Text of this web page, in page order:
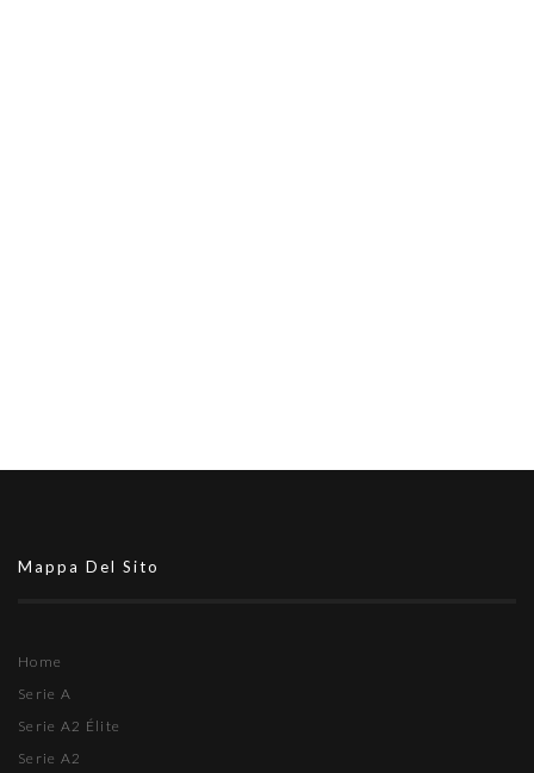
Mappa Del Sito
Home
Serie A
Serie A2 Élite
Serie A2